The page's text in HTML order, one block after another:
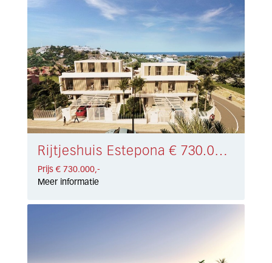
Rijtjeshuis Estepona € 730.000,-
Prijs € 730.000,-
Meer informatie